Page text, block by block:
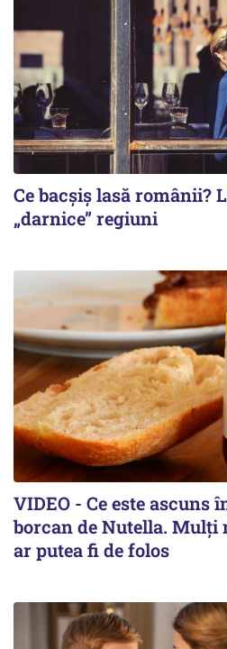
Ce bacșiș lasă românii?
„darnice” regiuni
VIDEO - Ce este ascuns
borcan de Nutella. Mulți
ar putea fi de folos